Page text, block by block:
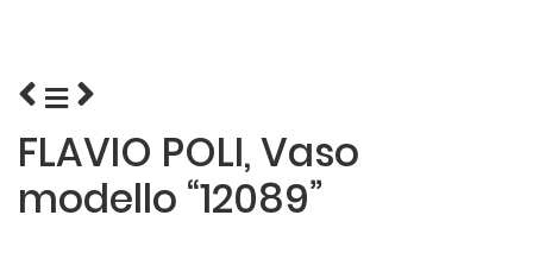
FLAVIO POLI, Vaso
modello “12089”